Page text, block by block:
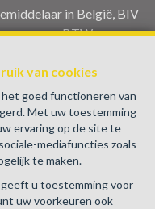
van cookies
goed functioneren van
Met uw toestemming
ervaring op de site te
mediafuncties zoals
te maken.
u toestemming voor
uw voorkeuren ook
in België, BIV
: BTW
Luxemburgstraat,
50 - info@biv.be) -
code
Troonplein 1, 1000
Dekking geldt voor
uitgevoerd
van de website